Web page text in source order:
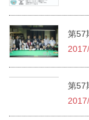
第57
第57